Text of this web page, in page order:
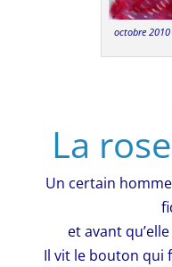
octobre
La rose
Un certain
et avant
Il vit le bouton qui